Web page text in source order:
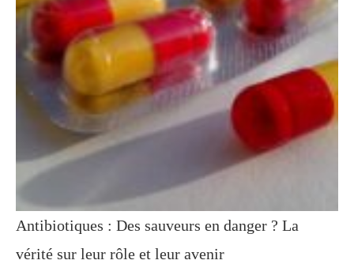
Antibiotiques : Des sauveurs en danger ? La
vérité sur leur rôle et leur avenir